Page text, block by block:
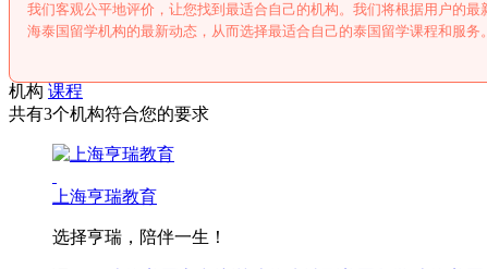
我们客观公平地评价，让您找到最适合自己的机构。我们将根据用户的
海泰国留学机构的最新动态，从而选择最适合自己的泰国留学课程和服务。
机构 课程
共有3个机构符合您的要求
上海亨瑞教育
选择亨瑞，陪伴一生！